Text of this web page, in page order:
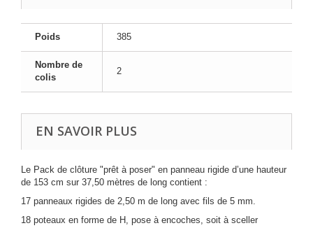
Poids 385
Nombre de
colis
2
EN SAVOIR PLUS
Le Pack de clôture "prêt à poser" en panneau rigide d’une hauteur
de 153 cm sur 37,50 mètres de long contient :
17 panneaux rigides de 2,50 m de long avec fils de 5 mm.
18 poteaux en forme de H, pose à encoches, soit à sceller